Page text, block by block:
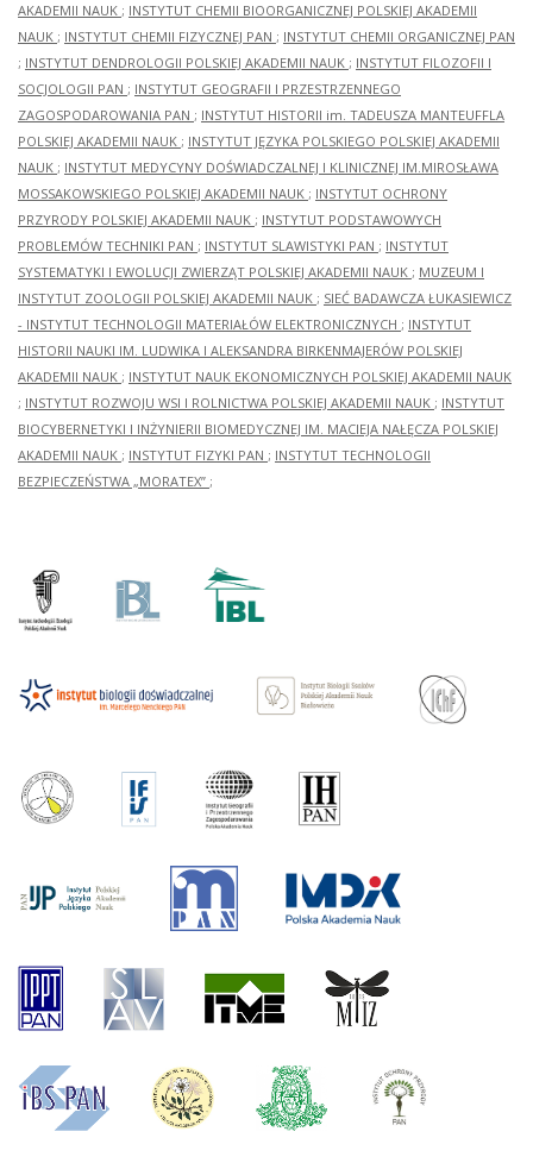
AKADEMII NAUK ; INSTYTUT CHEMII BIOORGANICZNEJ POLSKIEJ AKADEMII
NAUK ; INSTYTUT CHEMII FIZYCZNEJ PAN ; INSTYTUT CHEMII ORGANICZNEJ PAN
; INSTYTUT DENDROLOGII POLSKIEJ AKADEMII NAUK ; INSTYTUT FILOZOFII I
SOCJOLOGII PAN ; INSTYTUT GEOGRAFII I PRZESTRZENNEGO
ZAGOSPODAROWANIA PAN ; INSTYTUT HISTORII im. TADEUSZA MANTEUFFLA
POLSKIEJ AKADEMII NAUK ; INSTYTUT JĘZYKA POLSKIEGO POLSKIEJ AKADEMII
NAUK ; INSTYTUT MEDYCYNY DOŚWIADCZALNEJ I KLINICZNEJ IM.MIROSŁAWA
MOSSAKOWSKIEGO POLSKIEJ AKADEMII NAUK ; INSTYTUT OCHRONY
PRZYRODY POLSKIEJ AKADEMII NAUK ; INSTYTUT PODSTAWOWYCH
PROBLEMÓW TECHNIKI PAN ; INSTYTUT SLAWISTYKI PAN ; INSTYTUT
SYSTEMATYKI I EWOLUCJI ZWIERZĄT POLSKIEJ AKADEMII NAUK ; MUZEUM I
INSTYTUT ZOOLOGII POLSKIEJ AKADEMII NAUK ; SIEĆ BADAWCZA ŁUKASIEWICZ
- INSTYTUT TECHNOLOGII MATERIAŁÓW ELEKTRONICZNYCH ; INSTYTUT
HISTORII NAUKI IM. LUDWIKA I ALEKSANDRA BIRKENMAJERÓW POLSKIEJ
AKADEMII NAUK ; INSTYTUT NAUK EKONOMICZNYCH POLSKIEJ AKADEMII NAUK
; INSTYTUT ROZWOJU WSI I ROLNICTWA POLSKIEJ AKADEMII NAUK ; INSTYTUT
BIOCYBERNETYKI I INŻYNIERII BIOMEDYCZNEJ IM. MACIEJA NAŁĘCZA POLSKIEJ
AKADEMII NAUK ; INSTYTUT FIZYKI PAN ; INSTYTUT TECHNOLOGII
BEZPIECZEŃSTWA „MORATEX” ;